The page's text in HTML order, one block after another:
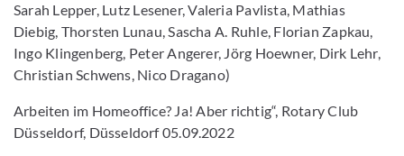
Sarah Lepper, Lutz Lesener, Valeria Pavlista, Mathias
Diebig, Thorsten Lunau, Sascha A. Ruhle, Florian Zapkau,
Ingo Klingenberg, Peter Angerer, Jörg Hoewner, Dirk Lehr,
Christian Schwens, Nico Dragano)
Arbeiten im Homeoffice? Ja! Aber richtig“, Rotary Club
Düsseldorf, Düsseldorf 05.09.2022